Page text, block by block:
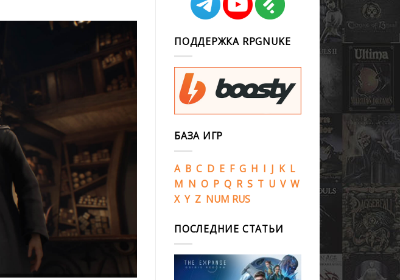
ПОДДЕРЖКА RPGNUKE
БАЗА ИГР
A B C D E F G H I J K L
M N O P Q R S T U V W
X Y Z NUM RUS
ПОСЛЕДНИЕ СТАТЬИ